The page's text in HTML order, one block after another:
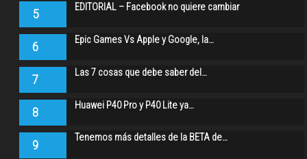
5 EDITORIAL – Facebook no quiere cambiar
6 Epic Games Vs Apple y Google, la…
7 Las 7 cosas que debe saber del…
8 Huawei P40 Pro y P40 Lite ya…
9 Tenemos más detalles de la BETA de…